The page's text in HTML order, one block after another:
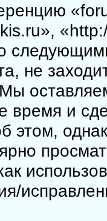
не
время и
этом,